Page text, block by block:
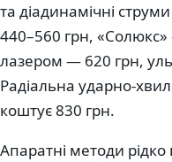
та діадинамічні
440–560 грн, «Солюкс»
лазером — 620 грн,
Радіальна ударно-
коштує 830 грн.
Апаратні методи